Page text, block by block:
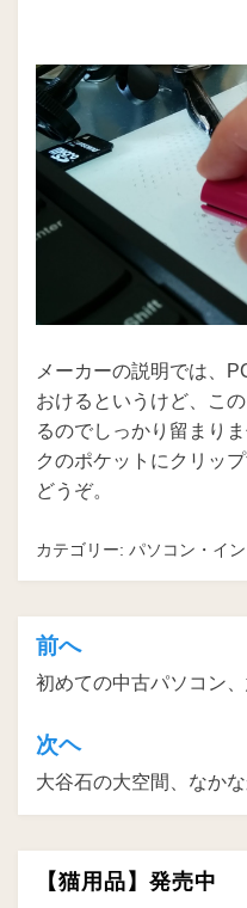
メーカーの説明では、
おけるというけど、こ
るのでしっかり留まり
クのポケットにクリッ
どうぞ。
カテゴリー: パソコン・イ
投
稿
ナ
ビ
ゲ
ー
シ
前へ
初めての中古パソコン
次ヘ
大谷石の大空間、なか
【猫用品】発売中